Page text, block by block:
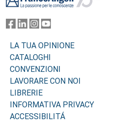
LA TUA OPINIONE
CATALOGHI
CONVENZIONI
LAVORARE CON NOI
LIBRERIE
INFORMATIVA PRIVACY
ACCESSIBILITÁ